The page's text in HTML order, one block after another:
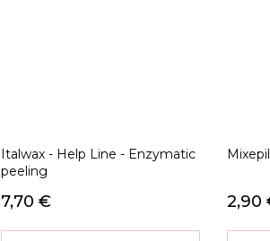
Italwax - Help Line - Enzymatic
peeling
7,70 € 2,90